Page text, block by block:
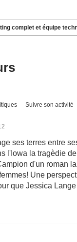
complet et équipe
Suivre son activité
ses terres entre
l'Iowa la tragèdie
d'un roman
Une
que Jessica